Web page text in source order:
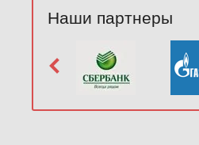
Наши партнеры